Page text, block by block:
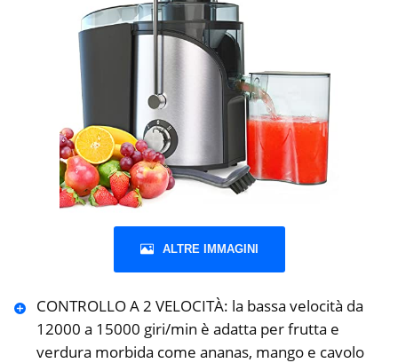
ALTRE IMMAGINI
CONTROLLO A 2 VELOCITÀ: la bassa velocità da
12000 a 15000 giri/min è adatta per frutta e
verdura morbida come ananas, mango e cavolo